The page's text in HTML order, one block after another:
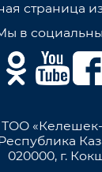
страница
в
ТОО «Келешек-
020000, г.